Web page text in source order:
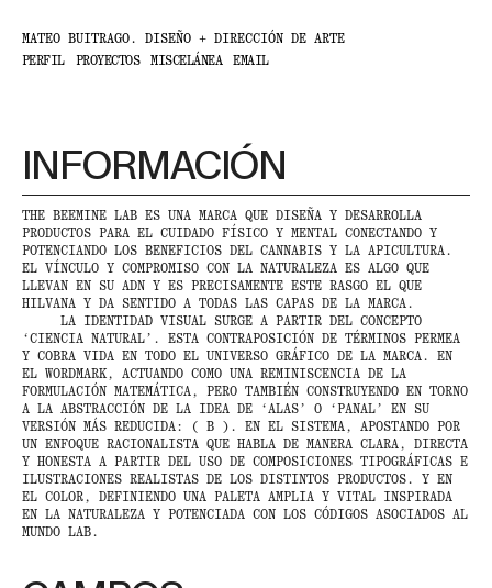
MATEO BUITRAGO. DISEÑO + DIRECCIÓN DE ARTE
PERFIL
PROYECTOS MISCELÁNEA EMAIL
INFORMACIÓN
THE BEEMINE LAB ES UNA MARCA QUE DISEÑA Y DESARROLLA
PRODUCTOS PARA EL CUIDADO FÍSICO Y MENTAL CONECTANDO Y
POTENCIANDO LOS BENEFICIOS DEL CANNABIS Y LA APICULTURA.
EL VÍNCULO Y COMPROMISO CON LA NATURALEZA ES ALGO QUE
LLEVAN EN SU ADN Y ES PRECISAMENTE ESTE RASGO EL QUE
HILVANA Y DA SENTIDO A TODAS LAS CAPAS DE LA MARCA.
LA IDENTIDAD VISUAL SURGE A PARTIR DEL CONCEPTO
‘CIENCIA NATURAL’. ESTA CONTRAPOSICIÓN DE TÉRMINOS PERMEA
Y COBRA VIDA EN TODO EL UNIVERSO GRÁFICO DE LA MARCA. EN
EL WORDMARK, ACTUANDO COMO UNA REMINISCENCIA DE LA
FORMULACIÓN MATEMÁTICA, PERO TAMBIÉN CONSTRUYENDO EN TORNO
A LA ABSTRACCIÓN DE LA IDEA DE ‘ALAS’ O ‘PANAL’ EN SU
VERSIÓN MÁS REDUCIDA: ( B ). EN EL SISTEMA, APOSTANDO POR
UN ENFOQUE RACIONALISTA QUE HABLA DE MANERA CLARA, DIRECTA
Y HONESTA A PARTIR DEL USO DE COMPOSICIONES TIPOGRÁFICAS E
ILUSTRACIONES REALISTAS DE LOS DISTINTOS PRODUCTOS. Y EN
EL COLOR, DEFINIENDO UNA PALETA AMPLIA Y VITAL INSPIRADA
EN LA NATURALEZA Y POTENCIADA CON LOS CÓDIGOS ASOCIADOS AL
MUNDO LAB.